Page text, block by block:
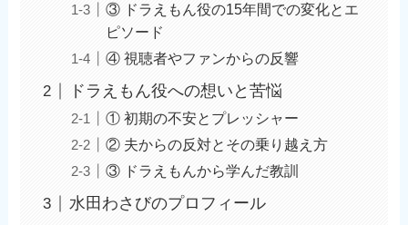
③ ドラえもん役の15年間での変化とエ
ピソード
④ 視聴者やファンからの反響
ドラえもん役への想いと苦悩
① 初期の不安とプレッシャー
② 夫からの反対とその乗り越え方
③ ドラえもんから学んだ教訓
水田わさびのプロフィール